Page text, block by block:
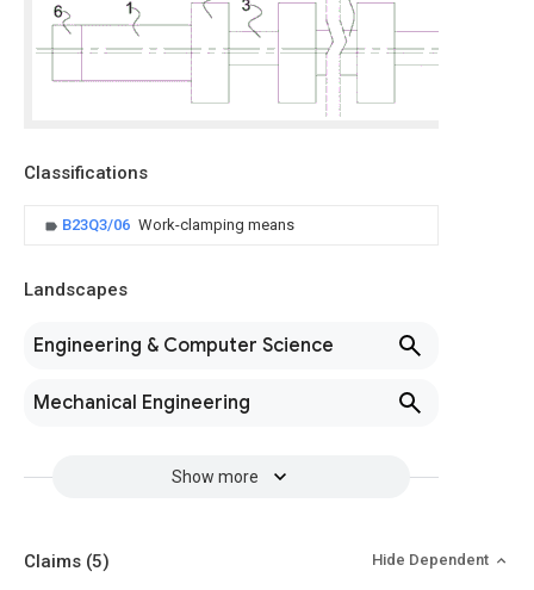
Classifications
B23Q3/06 Work-clamping means
Landscapes
Engineering & Computer Science
Mechanical Engineering
Show more
Claims (5) Hide Dependent